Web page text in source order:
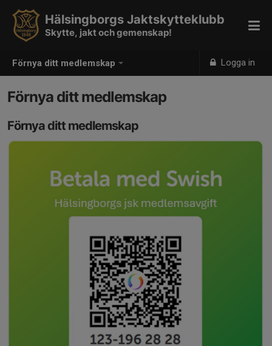
Förnya ditt medlemskap Logga in
Hälsingborgs Jaktskytteklubb
Skytte, jakt och gemenskap!
Förnya ditt medlemskap
Förnya ditt medlemskap